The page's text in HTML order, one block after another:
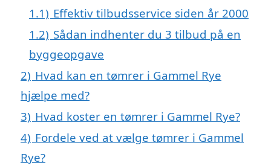
1.1) Effektiv tilbudsservice siden år 2000
1.2) Sådan indhenter du 3 tilbud på en
byggeopgave
2) Hvad kan en tømrer i Gammel Rye
hjælpe med?
3) Hvad koster en tømrer i Gammel Rye?
4) Fordele ved at vælge tømrer i Gammel
Rye?